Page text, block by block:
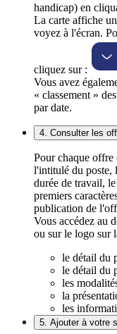
handicap) en
La carte affiche
voyez à l'écran.
cliquez sur :
Vous avez
« classement »
par date.
4. Consulter les
Pour chaque offre
l'intitulé du poste,
durée de travail,
premiers
publication de
Vous accédez au
ou sur le logo sur
le détail du
le détail du
les
la
les
5. Ajouter à votre